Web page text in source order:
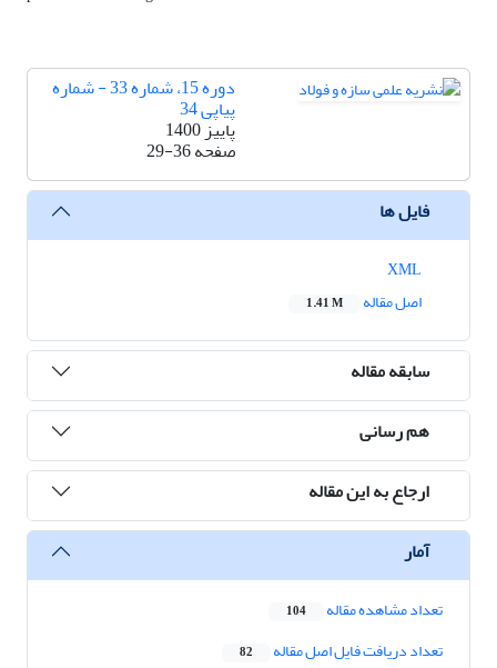
دوره 15، شماره 33 - شماره
پیاپی 34
پاییز 1400
صفحه29-36
فایل ها
اصل مقاله
1.41 M
سابقه مقاله
هم رسانی
ارجاع به این مقاله
آمار
تعداد مشاهده مقاله 104
تعداد دریافت فایل اصل مقاله 82